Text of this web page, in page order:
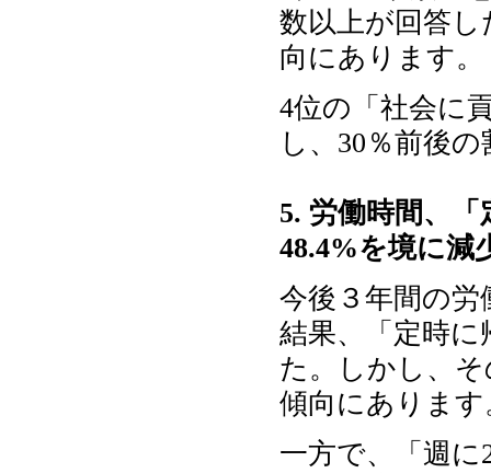
数以上が回答し
向にあります。
4位の「社会に
し、30％前後
5. 労働時間、「
48.4%を境に減
今後３年間の
結果、「定時
た。しかし、そ
傾向にあります
一方で、「週に